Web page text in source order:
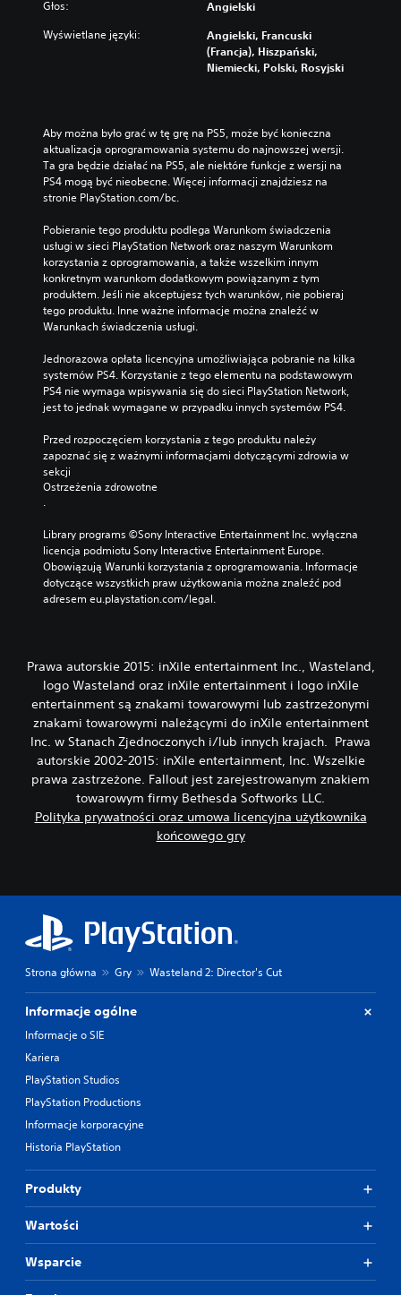
Głos: Angielski
Wyświetlane języki:
Angielski, Francuski
(Francja), Hiszpański,
Niemiecki, Polski, Rosyjski
Aby można było grać w tę grę na PS5, może być konieczna
aktualizacja oprogramowania systemu do najnowszej wersji.
Ta gra będzie działać na PS5, ale niektóre funkcje z wersji na
PS4 mogą być nieobecne. Więcej informacji znajdziesz na
stronie PlayStation.com/bc.
Pobieranie tego produktu podlega Warunkom świadczenia
usługi w sieci PlayStation Network oraz naszym Warunkom
korzystania z oprogramowania, a także wszelkim innym
konkretnym warunkom dodatkowym powiązanym z tym
produktem. Jeśli nie akceptujesz tych warunków, nie pobieraj
tego produktu. Inne ważne informacje można znaleźć w
Warunkach świadczenia usługi.
Jednorazowa opłata licencyjna umożliwiająca pobranie na kilka
systemów PS4. Korzystanie z tego elementu na podstawowym
PS4 nie wymaga wpisywania się do sieci PlayStation Network,
jest to jednak wymagane w przypadku innych systemów PS4.
Przed rozpoczęciem korzystania z tego produktu należy
zapoznać się z ważnymi informacjami dotyczącymi zdrowia w
sekcji
Ostrzeżenia zdrowotne
.
Library programs ©Sony Interactive Entertainment Inc. wyłączna
licencja podmiotu Sony Interactive Entertainment Europe.
Obowiązują Warunki korzystania z oprogramowania. Informacje
dotyczące wszystkich praw użytkowania można znaleźć pod
adresem eu.playstation.com/legal.
Prawa autorskie 2015: inXile entertainment Inc., Wasteland,
logo Wasteland oraz inXile entertainment i logo inXile
entertainment są znakami towarowymi lub zastrzeżonymi
znakami towarowymi należącymi do inXile entertainment
Inc. w Stanach Zjednoczonych i/lub innych krajach. Prawa
autorskie 2002-2015: inXile entertainment, Inc. Wszelkie
prawa zastrzeżone. Fallout jest zarejestrowanym znakiem
towarowym firmy Bethesda Softworks LLC.
Polityka prywatności oraz umowa licencyjna użytkownika
końcowego gry
Strona główna Gry Wasteland 2: Director's Cut
Informacje ogólne
Informacje o SIE
Kariera
PlayStation Studios
PlayStation Productions
Informacje korporacyjne
Historia PlayStation
Produkty
Wartości
Wsparcie